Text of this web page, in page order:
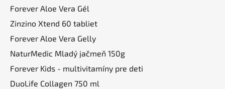
Forever Aloe Vera Gél
Zinzino Xtend 60 tabliet
Forever Aloe Vera Gelly
NaturMedic Mladý jačmeň 150g
Forever Kids - multivitamíny pre deti
DuoLife Collagen 750 ml